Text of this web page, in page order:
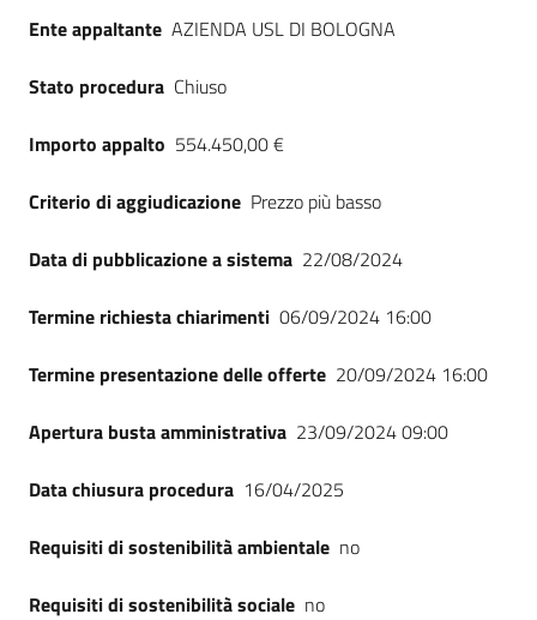
Ente appaltante AZIENDA USL DI BOLOGNA
Stato procedura Chiuso
Importo appalto 554.450,00 €
Criterio di aggiudicazione Prezzo più basso
Data di pubblicazione a sistema 22/08/2024
Termine richiesta chiarimenti 06/09/2024 16:00
Termine presentazione delle offerte 20/09/2024 16:00
Apertura busta amministrativa 23/09/2024 09:00
Data chiusura procedura 16/04/2025
Requisiti di sostenibilità ambientale no
Requisiti di sostenibilità sociale no